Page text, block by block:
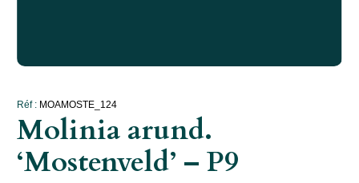
Réf : MOAMOSTE_124
Molinia arund.
‘Mostenveld’ – P9